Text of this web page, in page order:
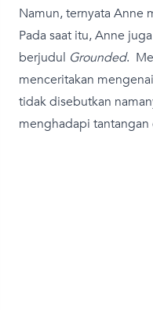
Namun, ternyata Anne
Pada saat itu, Anne
berjudul Grounded.
menceritakan
tidak disebutkan
menghadapi tantangan